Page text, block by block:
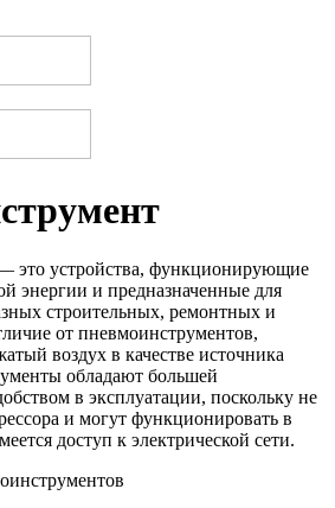
это устройства, функционирующие
энергии и предназначенные для
строительных, ремонтных и
от пневмоинструментов,
воздух в качестве источника
обладают большей
в эксплуатации, поскольку не
и могут функционировать в
доступ к электрической сети.